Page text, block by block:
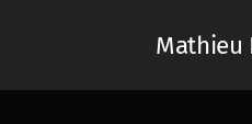
Mathieu